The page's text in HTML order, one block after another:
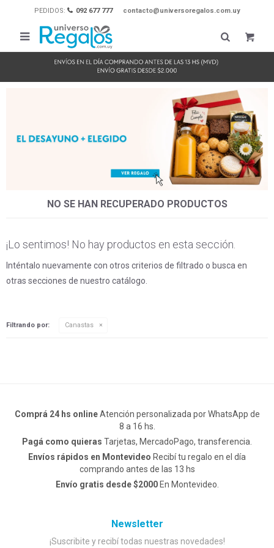
PEDIDOS: 092 677 777 contacto@universoregalos.com.uy

NO SE HAN RECUPERADO PRODUCTOS
¡Lo sentimos! No hay productos en esta sección.
Inténtalo nuevamente con otros criterios de filtrado o busca en
otras secciones de nuestro catálogo.
Filtrando por: Canastas
Comprá 24 hs onlineAtención personalizada por WhatsApp de
8 a 16 hs.
Pagá como quieras Tarjetas, MercadoPago, transferencia.
Envíos rápidos en Montevideo Recibí tu regalo en el día
comprando antes de las 13 hs
Envío gratis desde $2000En Montevideo.
Newsletter
¡Suscribite y recibí todas nuestras novedades!